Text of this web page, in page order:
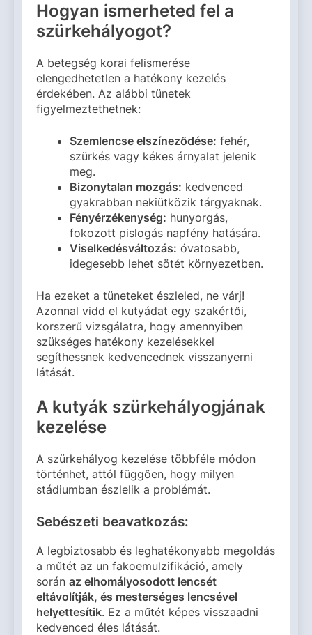
Hogyan ismerheted fel a
szürkehályogot?
A betegség korai felismerése
elengedhetetlen a hatékony kezelés
érdekében. Az alábbi tünetek
figyelmeztethetnek:
Szemlencse elszíneződése: fehér,
szürkés vagy kékes árnyalat jelenik
meg.
Bizonytalan mozgás: kedvenced
gyakrabban nekiütközik tárgyaknak.
Fényérzékenység: hunyorgás,
fokozott pislogás napfény hatására.
Viselkedésváltozás: óvatosabb,
idegesebb lehet sötét környezetben.
Ha ezeket a tüneteket észleled, ne várj!
Azonnal vidd el kutyádat egy szakértői,
korszerű vizsgálatra, hogy amennyiben
szükséges hatékony kezelésekkel
segíthessnek kedvencednek visszanyerni
látását.
A kutyák szürkehályogjának
kezelése
A szürkehályog kezelése többféle módon
történhet, attól függően, hogy milyen
stádiumban észlelik a problémát.
Sebészeti beavatkozás:
A legbiztosabb és leghatékonyabb megoldás
a műtét az un fakoemulzifikáció, amely
során az elhomályosodott lencsét
eltávolítják, és mesterséges lencsével
helyettesítik. Ez a műtét képes visszaadni
kedvenced éles látását.